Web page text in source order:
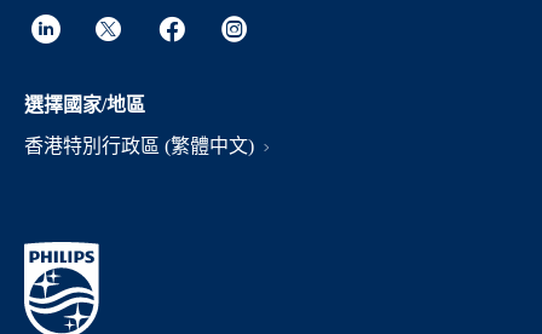
選擇國家/地區
香港特別行政區 (繁體中文)